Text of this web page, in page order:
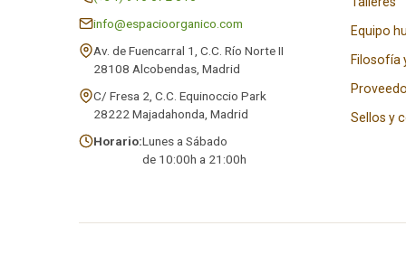
info@espacioorganico.com
Av. de Fuencarral 1, C.C. Río Norte II
28108 Alcobendas, Madrid
C/ Fresa 2, C.C. Equinoccio Park
28222 Majadahonda, Madrid
Horario:Lunes a Sábado
de 10:00h a 21:00h
Equipo
Filosofía
Sellos y